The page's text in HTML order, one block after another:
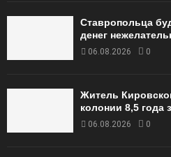
Ставропольца
денег
06.08.2026 0
Житель
колонии 8,5 года
06.08.2026 0